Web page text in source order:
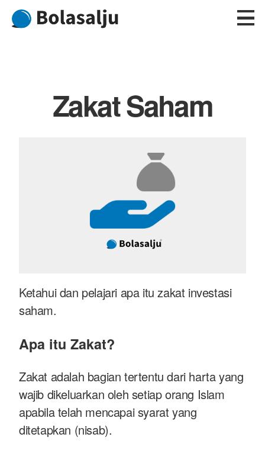
Skip
content
Zakat Saham
Ketahui dan pelajari apa itu zakat investasi
saham.
Apa itu Zakat?
Zakat adalah bagian tertentu dari harta yang
wajib dikeluarkan oleh setiap orang Islam
apabila telah mencapai syarat yang
ditetapkan (nisab).